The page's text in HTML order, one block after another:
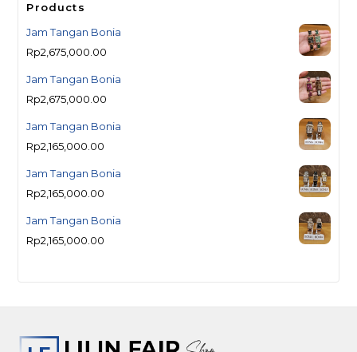
Products
Jam Tangan Bonia
Rp2,675,000.00
Jam Tangan Bonia
Rp2,675,000.00
Jam Tangan Bonia
Rp2,165,000.00
Jam Tangan Bonia
Rp2,165,000.00
Jam Tangan Bonia
Rp2,165,000.00